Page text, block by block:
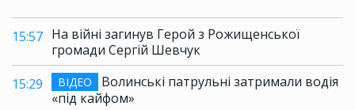
15:57 На війні загинув Герой з Рожищенської
громади Сергій Шевчук
15:29
ВІДЕО
Волинські патрульні затримали водія
«під кайфом»